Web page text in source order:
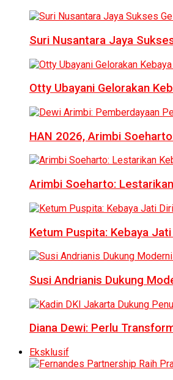
Suri Nusantara Jaya
Otty Ubayani Gelorakan
HAN 2026, Arimbi
Arimbi Soeharto:
Ketum Puspita: Kebaya
Susi Andrianis Dukung
Diana Dewi: Perlu
Eksklusif